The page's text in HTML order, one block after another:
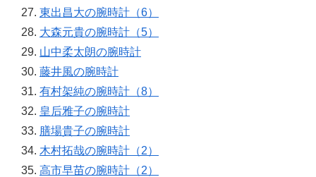
東出昌大の腕時計（6）
大森元貴の腕時計（5）
山中柔太朗の腕時計
藤井風の腕時計
有村架純の腕時計（8）
皇后雅子の腕時計
膳場貴子の腕時計
木村拓哉の腕時計（2）
高市早苗の腕時計（2）